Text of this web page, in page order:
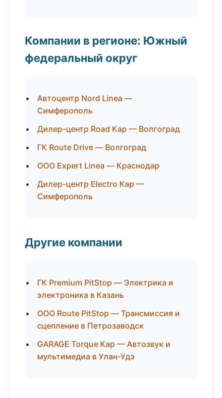
Компании в регионе: Южный
федеральный округ
Автоцентр Nord Linea —
Симферополь
Дилер-центр Road Кар — Волгоград
ГК Route Drive — Волгоград
ООО Expert Linea — Краснодар
Дилер-центр Electro Кар —
Симферополь
Другие компании
ГК Premium PitStop — Электрика и
электроника в Казань
ООО Route PitStop — Трансмиссия и
сцепление в Петрозаводск
GARAGE Torque Кар — Автозвук и
мультимедиа в Улан-Удэ